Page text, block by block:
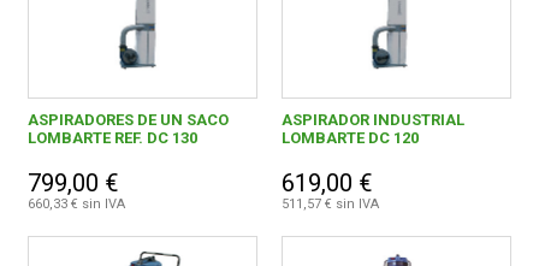
ASPIRADORES DE UN SACO
LOMBARTE REF. DC 130
799,00 €
660,33 € sin IVA
ASPIRADOR INDUSTRIAL
LOMBARTE DC 120
619,00 €
511,57 € sin IVA